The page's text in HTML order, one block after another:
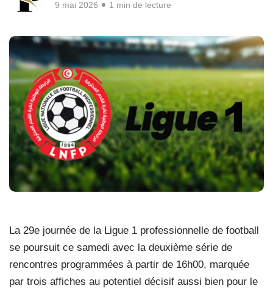
9 mai 2026 1 min de lecture
La 29e journée de la Ligue 1 professionnelle de football
se poursuit ce samedi avec la deuxième série de
rencontres programmées à partir de 16h00, marquée
par trois affiches au potentiel décisif aussi bien pour le